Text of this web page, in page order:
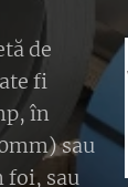
de
fi
în
sau
foi, sau